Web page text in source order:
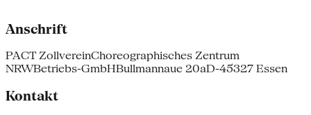
Anschrift
PACT ZollvereinChoreographisches Zentrum
NRWBetriebs-GmbHBullmannaue 20aD-45327 Essen
Kontakt